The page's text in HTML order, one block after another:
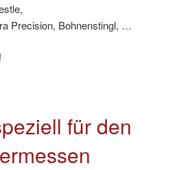
Precision, Bohnenstingl, …
für den